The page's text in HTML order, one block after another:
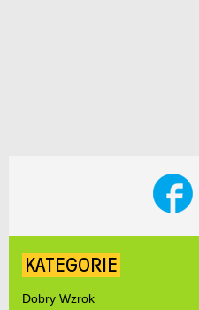
KATEGORIE
Dobry Wzrok